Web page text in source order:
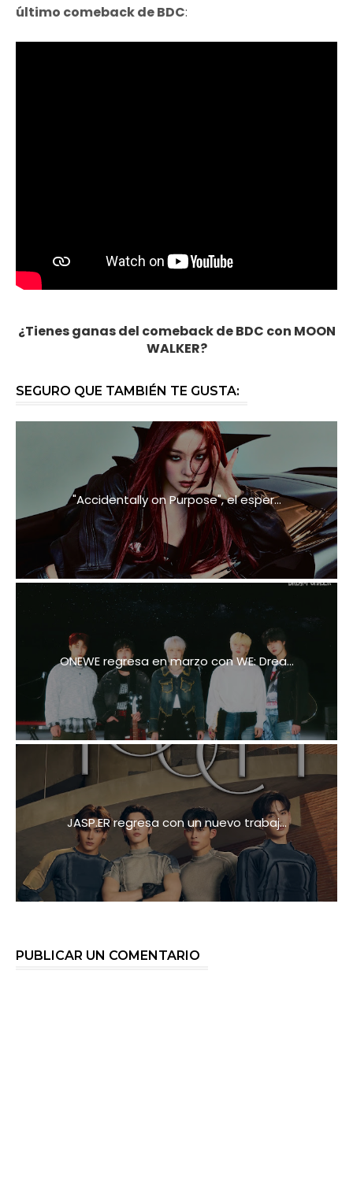
último comeback de BDC:
¿Tienes ganas del comeback de BDC con MOON
WALKER?
SEGURO QUE TAMBIÉN TE GUSTA:
"Accidentally on Purpose", el esper...
ONEWE regresa en marzo con WE: Drea...
JASP.ER regresa con un nuevo trabaj...
PUBLICAR UN COMENTARIO